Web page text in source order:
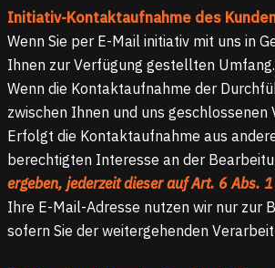
Initiativ-Kontaktaufnahme des
Wenn Sie per E-Mail initiativ mit uns in
Ihnen zur Verfügung gestellten
Wenn die Kontaktaufnahme der
zwischen Ihnen und uns
Erfolgt die Kontaktaufnahme aus
berechtigten Interesse an der
ergeben, jederzeit dieser auf Art. 6 Abs.
Ihre E-Mail-Adresse nutzen wir nur zur
sofern Sie der weitergehenden